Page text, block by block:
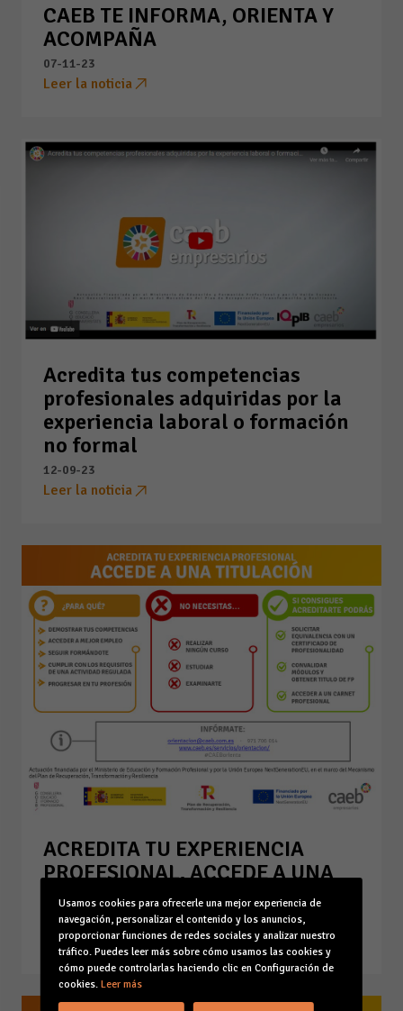
CAEB TE INFORMA, ORIENTA Y
ACOMPAÑA
07-11-23
Leer la noticia
Acredita tus competencias
profesionales adquiridas por la
experiencia laboral o formación
no formal
12-09-23
Leer la noticia
ACREDITA TU EXPERIENCIA
PROFESIONAL. ACCEDE A UNA
TITULACIÓN.
16-05-23
Leer la noticia
Usamos cookies para ofrecerle una mejor experiencia de
navegación, personalizar el contenido y los anuncios,
proporcionar funciones de redes sociales y analizar nuestro
tráfico. Puedes leer más sobre cómo usamos las cookies y
cómo puede controlarlas haciendo clic en Configuración de
cookies. Leer más